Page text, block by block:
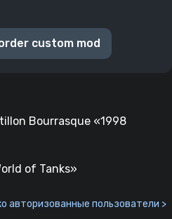
custom mod
Bourrasque «1998
of Tanks»
авторизованные пользователи >